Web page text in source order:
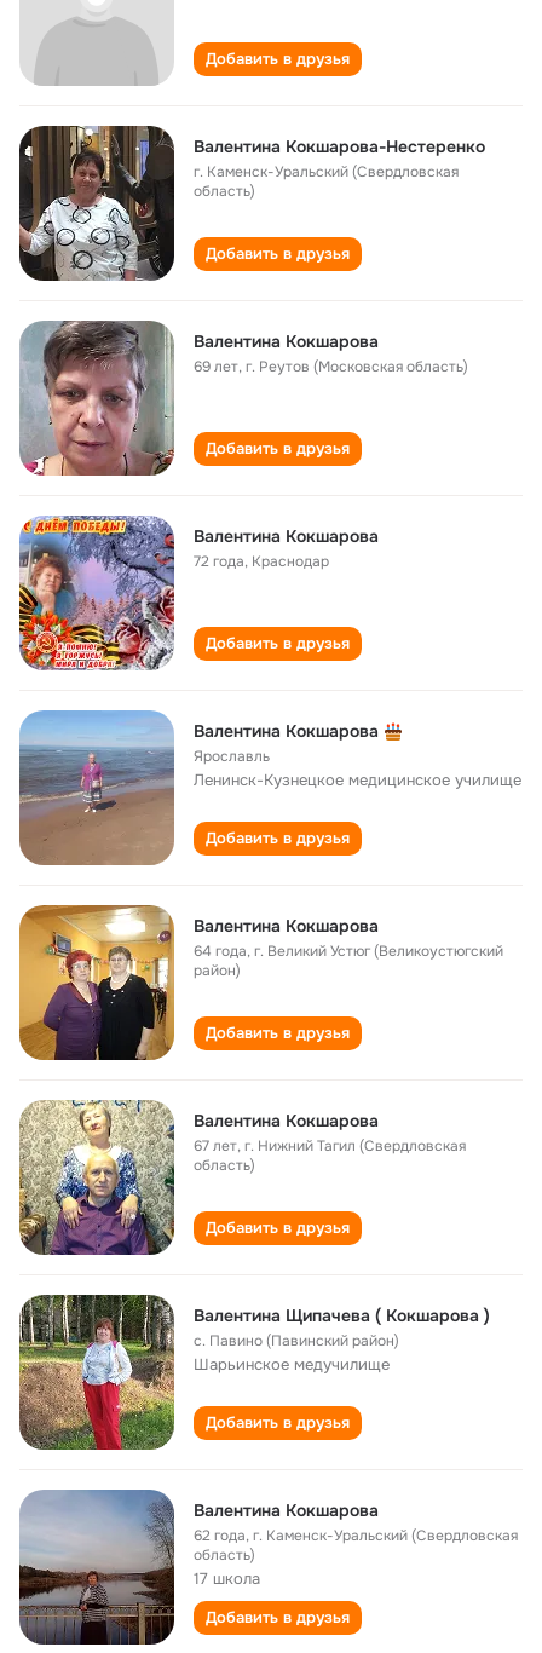
Добавить в друзья
Валентина Кокшарова-Нестеренко
г. Каменск-Уральский (Свердловская
область)
Добавить в друзья
Валентина Кокшарова
69 лет,г. Реутов (Московская область)
Добавить в друзья
Валентина Кокшарова
72 года, Краснодар
Добавить в друзья
Валентина Кокшарова
Ярославль
Ленинск-Кузнецкое медицинское училище
Добавить в друзья
Валентина Кокшарова
64 года,г. Великий Устюг (Великоустюгский
район)
Добавить в друзья
Валентина Кокшарова
67 лет,г. Нижний Тагил (Свердловская
область)
Добавить в друзья
Валентина Щипачева ( Кокшарова )
с. Павино (Павинский район)
Шарьинское медучилище
Добавить в друзья
Валентина Кокшарова
62 года,г. Каменск-Уральский (Свердловская
область)
17 школа
Добавить в друзья